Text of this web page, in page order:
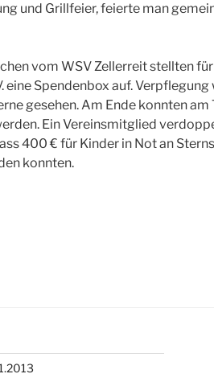
und Grillfeier, feierte man
vom WSV Zellerreit stellten
eine Spendenbox auf. Verpflegung
gesehen. Am Ende konnten
Ein Vereinsmitglied
400 € für Kinder in Not an
konnten.